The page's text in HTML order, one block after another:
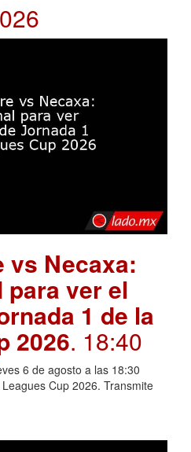
vs Necaxa:
para ver el
1 de la
2026. 18:40
6 de agosto a las 18:30
Cup 2026. Transmite